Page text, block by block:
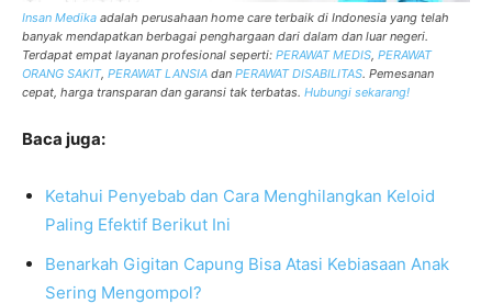
Insan Medika adalah perusahaan home care terbaik di Indonesia yang telah
banyak mendapatkan berbagai penghargaan dari dalam dan luar negeri.
Terdapat empat layanan profesional seperti: PERAWAT MEDIS, PERAWAT
ORANG SAKIT, PERAWAT LANSIA dan PERAWAT DISABILITAS. Pemesanan
cepat, harga transparan dan garansi tak terbatas. Hubungi sekarang!
Baca juga:
Ketahui Penyebab dan Cara Menghilangkan Keloid
Paling Efektif Berikut Ini
Benarkah Gigitan Capung Bisa Atasi Kebiasaan Anak
Sering Mengompol?